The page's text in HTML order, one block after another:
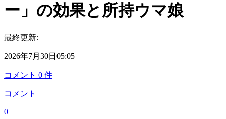
ー」の効果と所持ウマ娘
最終更新:
2026年7月30日05:05
コメント 0 件
コメント
0